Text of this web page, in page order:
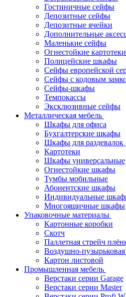
Гостиничные сейфы
Депозитные сейфы
Депозитные ячейки
Дополнительные
Маленькие сейфы
Огнестойкие картотеки
Полицейские шкафы
Сейфы европейской
Сейфы с кодовым
Сейфы-шкафы
Темпокассы
Эксклюзивные сейфы
Металлическая мебель
Шкафы для офиса
Бухгалтерские шкафы
Шкафы для раздевалок
Картотеки
Шкафы универсальные
Огнестойкие шкафы
Тумбы мобильные
Абонентские шкафы
Индивидуальные
Многоящичные шкафы
Упаковочные материалы
Картонные коробки
Скотч
Паллетная стрейч
Воздушно-пузырьковая
Картон листовой
Промышленная мебель
Верстаки серии Garage
Верстаки серии Master